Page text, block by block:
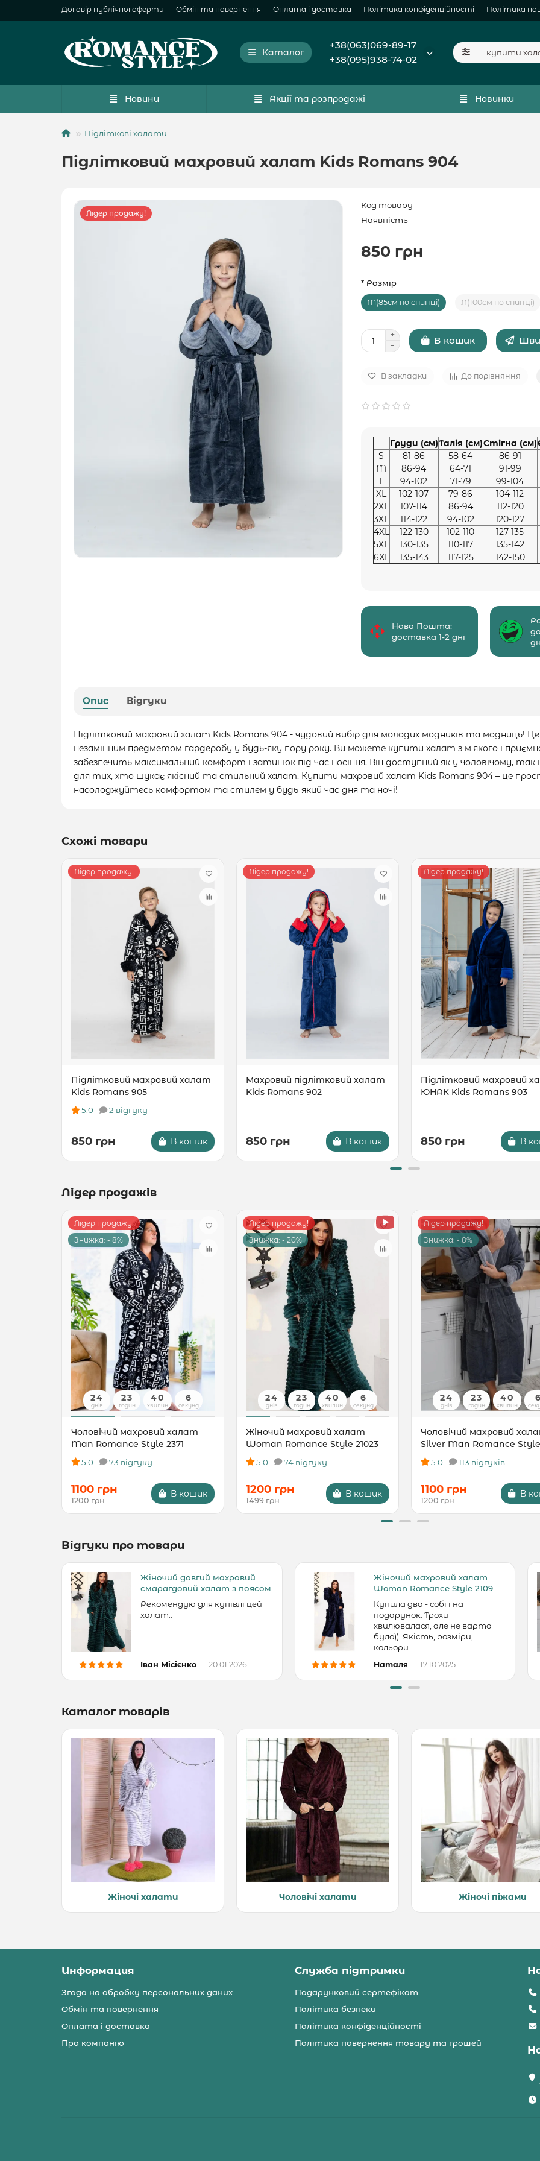
Договір публічної оферти Обмін та повернення Оплата і доставка Політика конфіденційності Політика
Каталог
+38(063)069-89-17
+38(095)938-74-02
Новини Акції та розпродажі Новинки
Підліткові халати
Підлітковий махровий халат Kids Romans 904
Лідер продажу!
Код товару
Наявність
850 грн
* Розмір
M(85см по спинці) Л(100см по спинці)
В кошик
В закладки До порівняння
Груди (см)Талія (см)Стігна (см)
S
81-86 58-64 86-91
M
86-94 64-71 91-99
L
94-102 71-79 99-104
XL
102-107 79-86 104-112
2XL
107-114 86-94 112-120
3XL
114-122 94-102 120-127
4XL
122-130 102-110 127-135
5XL
130-135 110-117 135-142
6XL
135-143 117-125 142-150
Нова Пошта:
доставка 1-2 дні
Опис Відгуки
Підлітковий махровий халат Kids Romans 904 - чудовий вибір для молодих модників та модниць!
незамінним предметом гардеробу у будь-яку пору року. Ви можете купити халат з м'якого і
забезпечить максимальний комфорт і затишок під час носіння. Він доступний як у чоловічому, так
для тих, хто шукає якісний та стильний халат. Купити махровий халат Kids Romans 904 – це
насолоджуйтесь комфортом та стилем у будь-який час дня та ночі!
Схожі товари
Лідер продажу!
Підлітковий махровий халат
Kids Romans 905
5.0 2 відгуку
850 грн В кошик
Лідер продажу!
Махровий підлітковий халат
Kids Romans 902
850 грн В кошик
Лідер продажу!
Підлітковий махровий
ЮНАК Kids Romans 903
850 грн В
Лідер продажів
Лідер продажу!
Знижка: - 8%
24
днів
23
годин
40
хвилин
5
секунд
Чоловічий махровий халат
Man Romance Style 2371
5.0 73 відгуку
1100 грн
1200 грн
В кошик
Лідер продажу!
Знижка: - 20%
24
днів
23
годин
40
хвилин
5
секунд
Жіночий махровий халат
Woman Romance Style 21023
5.0 74 відгуку
1200 грн
1499 грн
В кошик
Лідер продажу!
Знижка: - 8%
24
днів
23
годин
40
хвилин
5
Чоловічий махровий
Silver Man Romance Style
5.0 113 відгуків
1100 грн
1200 грн
В
Відгуки про товари
Жіночий довгий махровий
смарагдовий халат з поясом
Рекомендую для купівлі цей
халат..
Іван Місієнко 20.01.2026
Жіночий махровий халат
Woman Romance Style 2109
Купила два - собі і на
подарунок. Трохи
хвилювалася, але не варто
було)). Якість, розміри,
кольори -..
Наталя 17.10.2025
Каталог товарів
Жіночі халати Чоловічі халати Жіночі піжами
Информация
Згода на обробку персональних даних
Обмін та повернення
Оплата і доставка
Про компанію
Служба підтримки
Подарунковий сертефікат
Політика безпеки
Політика конфіденційності
Політика повернення товару та грошей